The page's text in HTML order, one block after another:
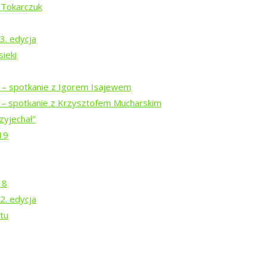
edycja
spotkanie z Igorem Isajewem
spotkanie z Krzysztofem Mucharskim
edycja
na pierwszą czy drugą lekcję, zawsze było jakieś
połączenia zostały zlikwidowane ze względu na
szans na uzyskanie dotacji z gmin na realizację przewozów,
sposób z linii Białowieża-Hajnówka wycofało się paru
potrafi wyrecytować, jaki przewoźnik działa w Augustowie, a